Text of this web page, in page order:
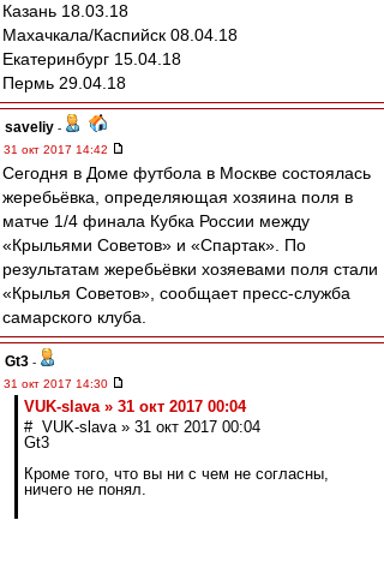
Казань 18.03.18
Махачкала/Каспийск 08.04.18
Екатеринбург 15.04.18
Пермь 29.04.18
saveliy -
31 окт 2017 14:42
Сегодня в Доме футбола в Москве состоялась
жеребьёвка, определяющая хозяина поля в
матче 1/4 финала Кубка России между
«Крыльями Советов» и «Спартак». По
результатам жеребьёвки хозяевами поля стали
«Крылья Советов», сообщает пресс-служба
самарского клуба.
Gt3 -
31 окт 2017 14:30
VUK-slava » 31 окт 2017 00:04
# VUK-slava » 31 окт 2017 00:04
Gt3
Кроме того, что вы ни с чем не согласны,
ничего не понял.